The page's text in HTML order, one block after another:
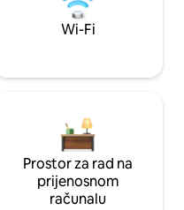
Wi-Fi
Prostor za rad na
prijenosnom
računalu